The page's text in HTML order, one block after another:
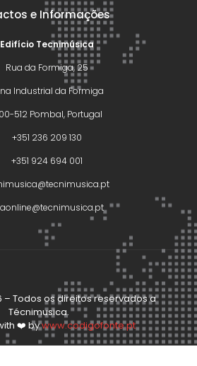
e Informações
Edifício Tecnimúsica
Rua da Formiga, 25
Industrial da Formiga
512 Pombal, Portugal
+351 236 209 130
+351 924 694 001
– Todos os direitos reservados a
Técnimusica.
❤️ bywww.codigofonte.pt